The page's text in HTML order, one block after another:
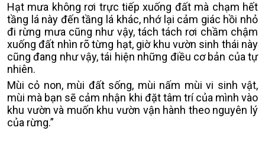
Hạt mưa không rơi trực tiếp xuống đất mà chạm hết
tầng lá này đến tầng lá khác, nhớ lại cảm giác hồi nhỏ
đi rừng mưa cũng như vậy, tách tách rơi chầm chậm
xuống đất nhìn rõ từng hạt, giờ khu vườn sinh thái này
cũng đang như vậy, tái hiện những điều cơ bản của tự
nhiên.
Mùi cỏ non, mùi đất sống, mùi nấm mùi vi sinh vật,
mùi mà bạn sẽ cảm nhận khi đặt tâm trí của mình vào
khu vườn và muốn khu vườn vận hành theo nguyên lý
của rừng.”